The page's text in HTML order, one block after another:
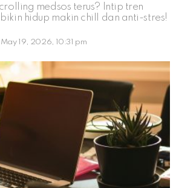
medsos terus? Intip tren
hidup makin chill dan anti-stres!
May 19, 2026, 10:31 pm